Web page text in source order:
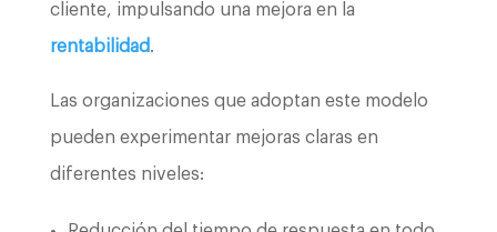
cliente, impulsando una mejora en la
rentabilidad.
Las organizaciones que adoptan este modelo
pueden experimentar mejoras claras en
diferentes niveles: